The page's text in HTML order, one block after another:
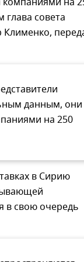
совета
данным, они
на 250
в Сирию
в свою очередь